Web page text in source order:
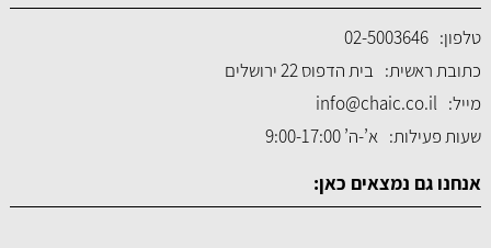
טלפון: 02-5003646
כתובת ראשית: בית הדפוס 22 ירושלים
מייל: info@chaic.co.il
שעות פעילות: א’-ה’ 9:00-17:00
אנחנו גם נמצאים כאן: